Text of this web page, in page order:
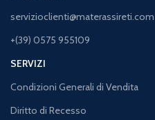
servizioclienti@materassireti.com
+(39) 0575 955109
SERVIZI
Condizioni Generali di Vendita
Diritto di Recesso